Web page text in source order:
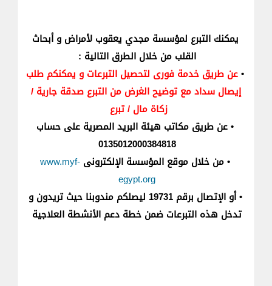
يمكنك التبرع لمؤسسة مجدي يعقوب لأمراض و أبحاث
القلب من خلال الطرق التالية :
•عن طريق خدمة فورى لتحصيل التبرعات و يمكنكم طلب
إيصال سداد مع توضيح الغرض من التبرع صدقة جارية /
زكاة مال / تبرع
•عن طريق مكاتب هيئة البريد المصرية على حساب
0135012000384818
•من خلال موقع المؤسسة الإلكترونى www.myf-
egypt.org
•
أو الإتصال برقم 19731 ليصلكم مندوبنا حيث تريدون و
تدخل هذه التبرعات ضمن خطة دعم الأنشطة العلاجية